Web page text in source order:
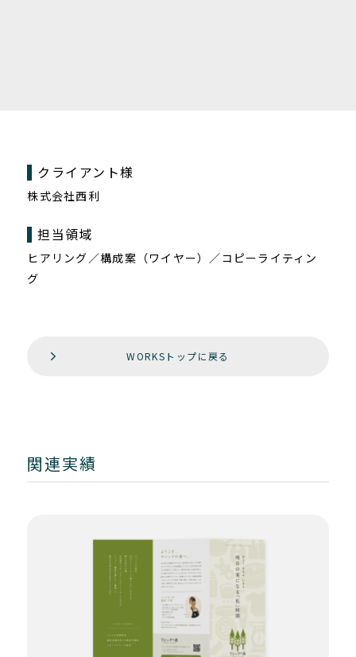
クライアント様
株式会社西利
担当領域
ヒアリング／構成案（ワイヤー）／コピーライティン
グ
WORKSトップに戻る
関連実績